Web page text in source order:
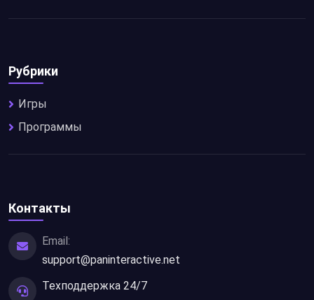
Рубрики
Игры
Программы
Контакты
Email:
support@paninteractive.net
Техподдержка 24/7